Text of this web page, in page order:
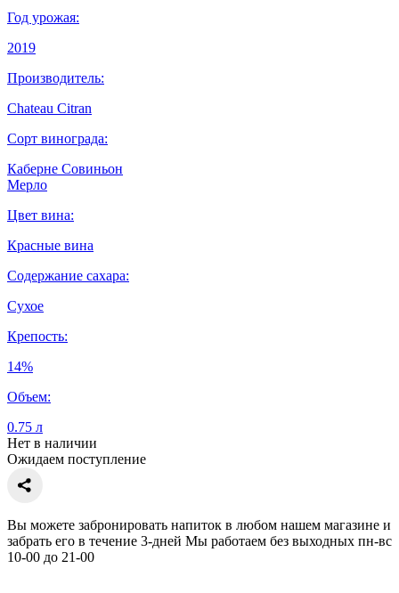
Год урожая:
2019
Производитель:
Chateau Citran
Сорт винограда:
Каберне Совиньон
Мерло
Цвет вина:
Красные вина
Содержание сахара:
Сухое
Крепость:
14%
Объем:
0.75 л
Нет в наличии
Ожидаем поступление
Вы можете забронировать напиток в любом нашем магазине и
забрать его в течение 3-дней Мы работаем без выходных пн-вс
10-00 до 21-00